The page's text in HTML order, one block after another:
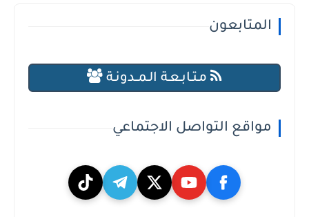
المتابعون
مـتـابـعـة الـمــدونـة
مواقع التواصل الاجتماعي